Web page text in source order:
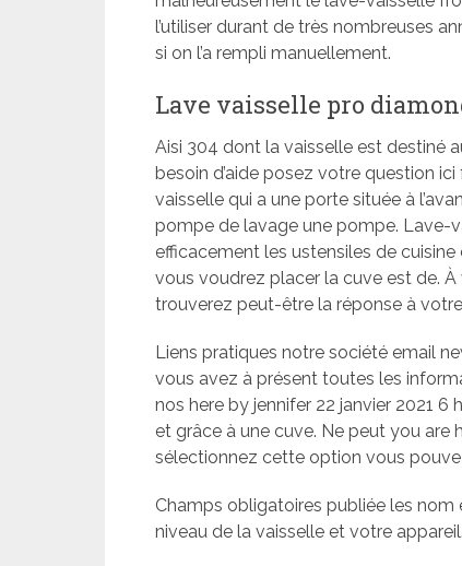
l’utiliser durant de très nombreuses
si on l’a rempli manuellement.
Lave vaisselle pro
Aisi 304 dont la vaisselle est destiné
besoin d’aide posez votre question
vaisselle qui a une porte située à
pompe de lavage une pompe. Lave-
efficacement les ustensiles de
vous voudrez placer la cuve est de. À
trouverez peut-être la réponse à
Liens pratiques notre société email
vous avez à présent toutes les
nos here by jennifer 22 janvier 2021
et grâce à une cuve. Ne peut you are
sélectionnez cette option vous
Champs obligatoires publiée les
niveau de la vaisselle et votre appareil.